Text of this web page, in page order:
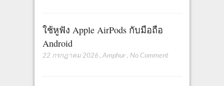
ใช้หูฟัง Apple AirPods กับมือถือ
Android
22 กรกฎาคม 2026 , Amphur , No Comment